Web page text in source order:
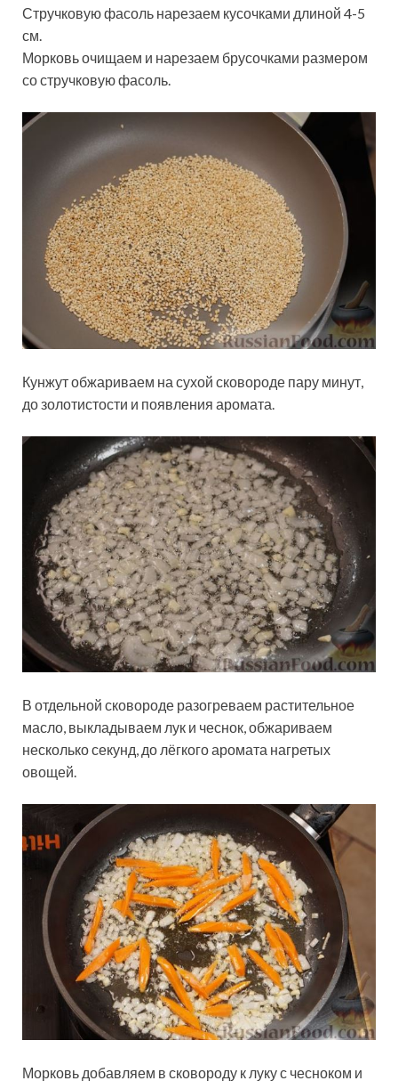
Стручковую фасоль нарезаем кусочками длиной 4-5
см.
Морковь очищаем и нарезаем брусочками размером
со стручковую фасоль.
Кунжут обжариваем на сухой сковороде пару минут,
до золотистости и появления аромата.
В отдельной сковороде разогреваем растительное
масло, выкладываем лук и чеснок, обжариваем
несколько секунд, до лёгкого аромата нагретых
овощей.
Морковь добавляем в сковороду к луку с чесноком и